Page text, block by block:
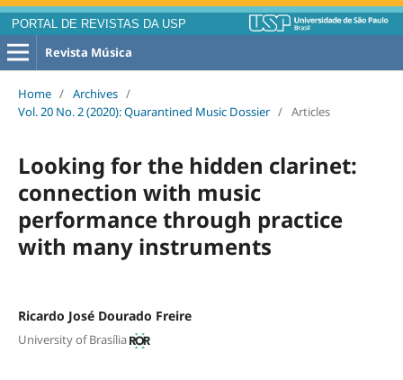
PORTAL DE REVISTAS DA USP
Revista Música
Home / Archives /
Vol. 20 No. 2 (2020): Quarantined Music Dossier / Articles
Looking for the hidden clarinet:
connection with music
performance through practice
with many instruments
Ricardo José Dourado Freire
University of Brasília